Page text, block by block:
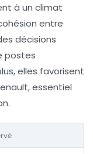
à un climat
entre
décisions
postes
elles favorisent
essentiel